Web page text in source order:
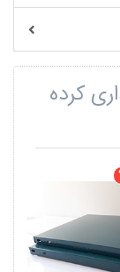
کرده